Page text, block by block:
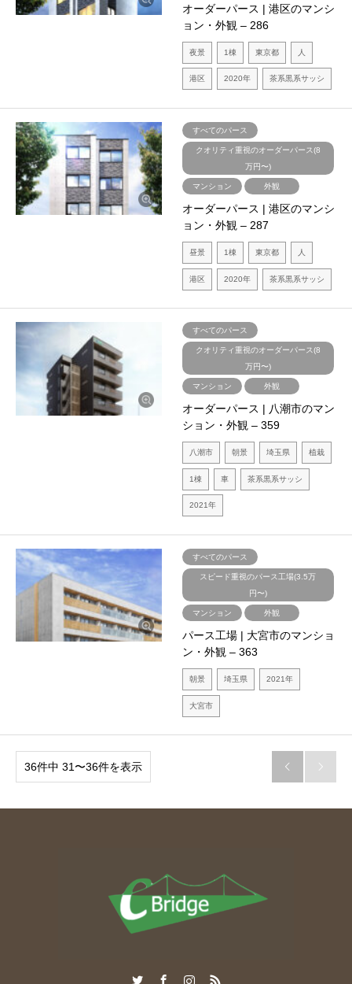
オーダーパース | 港区のマンシ
ョン・外観 – 286
夜景 1棟 東京都 人
港区 2020年 茶系黒系サッシ
すべてのパース
クオリティ重視のオーダーパース(8
万円〜)
マンション 外観
オーダーパース | 港区のマンシ
ョン・外観 – 287
昼景 1棟 東京都 人
港区 2020年 茶系黒系サッシ
すべてのパース
クオリティ重視のオーダーパース(8
万円〜)
マンション 外観
オーダーパース | 八潮市のマン
ション・外観 – 359
八潮市 朝景 埼玉県 植栽
1棟 車 茶系黒系サッシ
2021年
すべてのパース
スピード重視のパース工場(3.5万
円〜)
マンション 外観
パース工場 | 大宮市のマンショ
ン・外観 – 363
朝景 埼玉県 2021年
大宮市
36件中 31〜36件を表示  
RSS